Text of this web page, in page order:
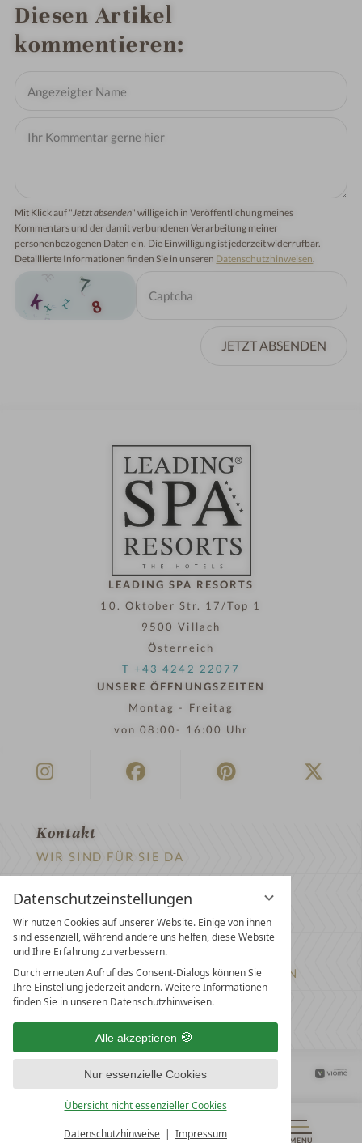
Datenschutzeinstellungen
Wir nutzen Cookies auf unserer Website. Einige von ihnen
sind essenziell, während andere uns helfen, diese Website
und Ihre Erfahrung zu verbessern.
Durch erneuten Aufruf des Consent-Dialogs können Sie
Ihre Einstellung jederzeit ändern. Weitere Informationen
finden Sie in unseren Datenschutzhinweisen.
Alle akzeptieren
Nur essenzielle Cookies
Übersicht nicht essenzieller Cookies
Datenschutzhinweise Impressum MENÜ
GUTSCHEINE & MEHR ALLE RESORTS
Diesen Artikel
kommentieren
Mit Klick auf " Jetzt absenden" willige ich in Veröffentlichung meines
Kommentars und der damit verbundenen Verarbeitung meiner
personenbezogenen Daten ein. Die Einwilligung ist jederzeit widerrufbar.
Detaillierte Informationen finden Sie in unseren Datenschutzhinweisen.
JETZT ABSENDEN
LEADING SPA RESORTS
10. Oktober Str. 17/Top 1
9500 Villach
Österreich
T +43 4242 22077
UNSERE ÖFFNUNGSZEITEN
Montag - Freitag
von 08:00- 16:00 Uhr
Kontakt
WIR SIND FÜR SIE DA
Newsletter
EXKLUSIVE ANGEBOTE SICHERN
Partnerhotel werden
LASSEN SIE IHR HOTEL AUSZEICHNEN
Presse
ARTIKEL & MEDIEN SEHEN
Datenschutz­einstellungenDatenschutz Impressum
Barrierefreiheitserklärung